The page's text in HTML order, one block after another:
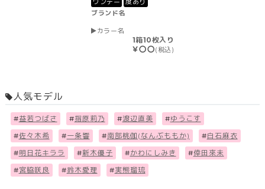
ワンデー
度あり
ブランド名
カラー名
1箱10枚入り
￥〇〇(税込)
人気モデル
#益若つばさ #指原莉乃 #渡辺直美 #ゆうこす
#佐々木希 #一条響 #南部桃伽(なんぶももか) #白石麻衣
#明日花キララ #新木優子 #かわにしみき #倖田來未
#宮脇咲良 #鈴木愛理 #実熊瑠琉